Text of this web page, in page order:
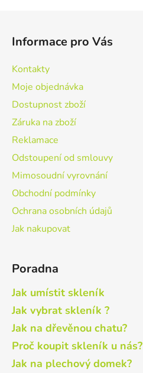
Informace pro Vás
Kontakty
Moje objednávka
Dostupnost zboží
Záruka na zboží
Reklamace
Odstoupení od smlouvy
Mimosoudní vyrovnání
Obchodní podmínky
Ochrana osobních údajů
Jak nakupovat
Poradna
Jak umístit skleník
Jak vybrat skleník ?
Jak na dřevěnou chatu?
Proč koupit skleník u nás?
Jak na plechový domek?